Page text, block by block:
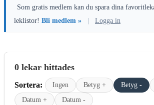
Som gratis medlem kan du spara dina
leklistor! Bli medlem » Logga in
0 lekar hittades
Sortera: Ingen Betyg + Betyg -
Datum +
Datum -